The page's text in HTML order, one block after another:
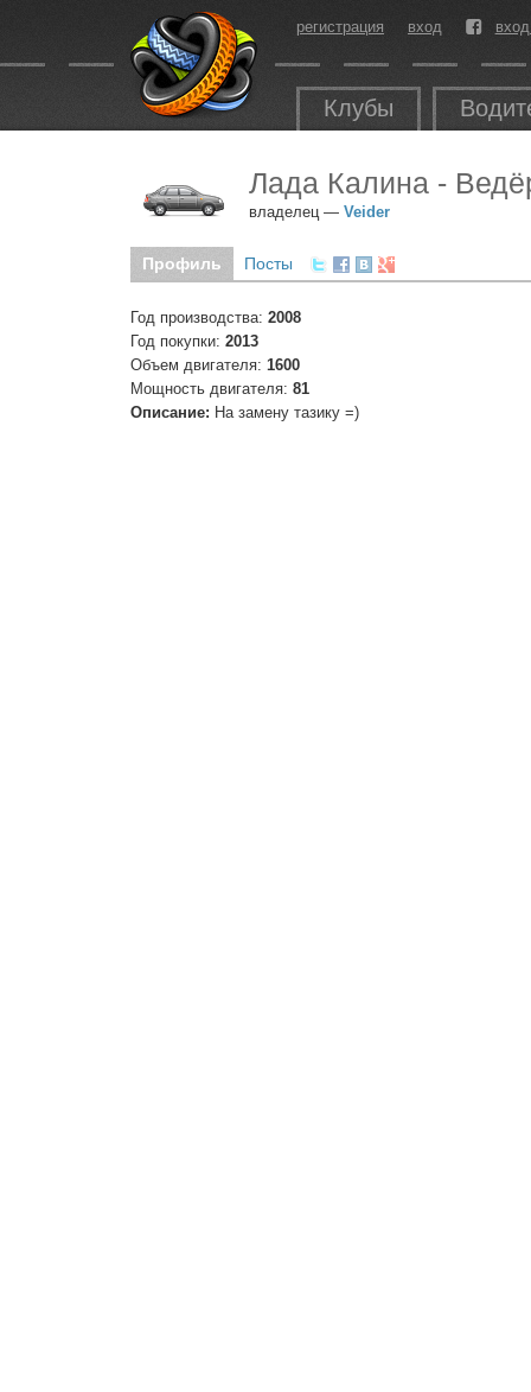
регистрация вход
Клубы
Лада Калина -
владелец — Veider
Профиль Посты
Год производства: 2008
Год покупки: 2013
Объем двигателя: 1600
Мощность двигателя: 81
Описание: На замену тазику =)